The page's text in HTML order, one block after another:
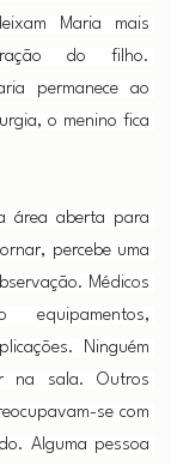
Maria mais
do filho.
permanece ao
o menino fica
aberta para
percebe uma
Médicos
equipamentos,
Ninguém
na sala. Outros
se com
Alguma pessoa